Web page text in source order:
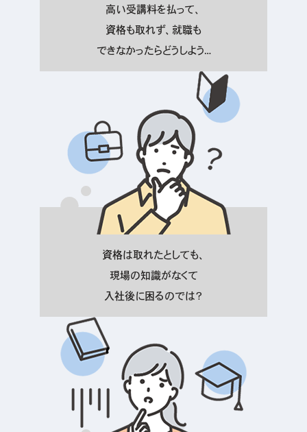
高い受講料を払って、
資格も取れず、就職も
できなかったらどうしよう…
資格は取れたとしても、
現場の知識がなくて
入社後に困るのでは？